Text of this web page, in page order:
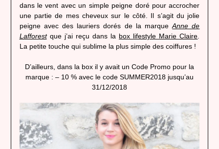
dans le vent avec un simple peigne doré pour accrocher
une partie de mes cheveux sur le côté. Il s’agit du jolie
peigne avec des lauriers dorés de la marqueAnne de
Lafforest que j’ai reçu dans la box lifestyle Marie Claire
La petite touche qui sublime la plus simple des coiffures !
D’ailleurs, dans la box il y avait un Code Promo pour la
marque : – 10 % avec le code SUMMER2018 jusqu’au
31/12/2018